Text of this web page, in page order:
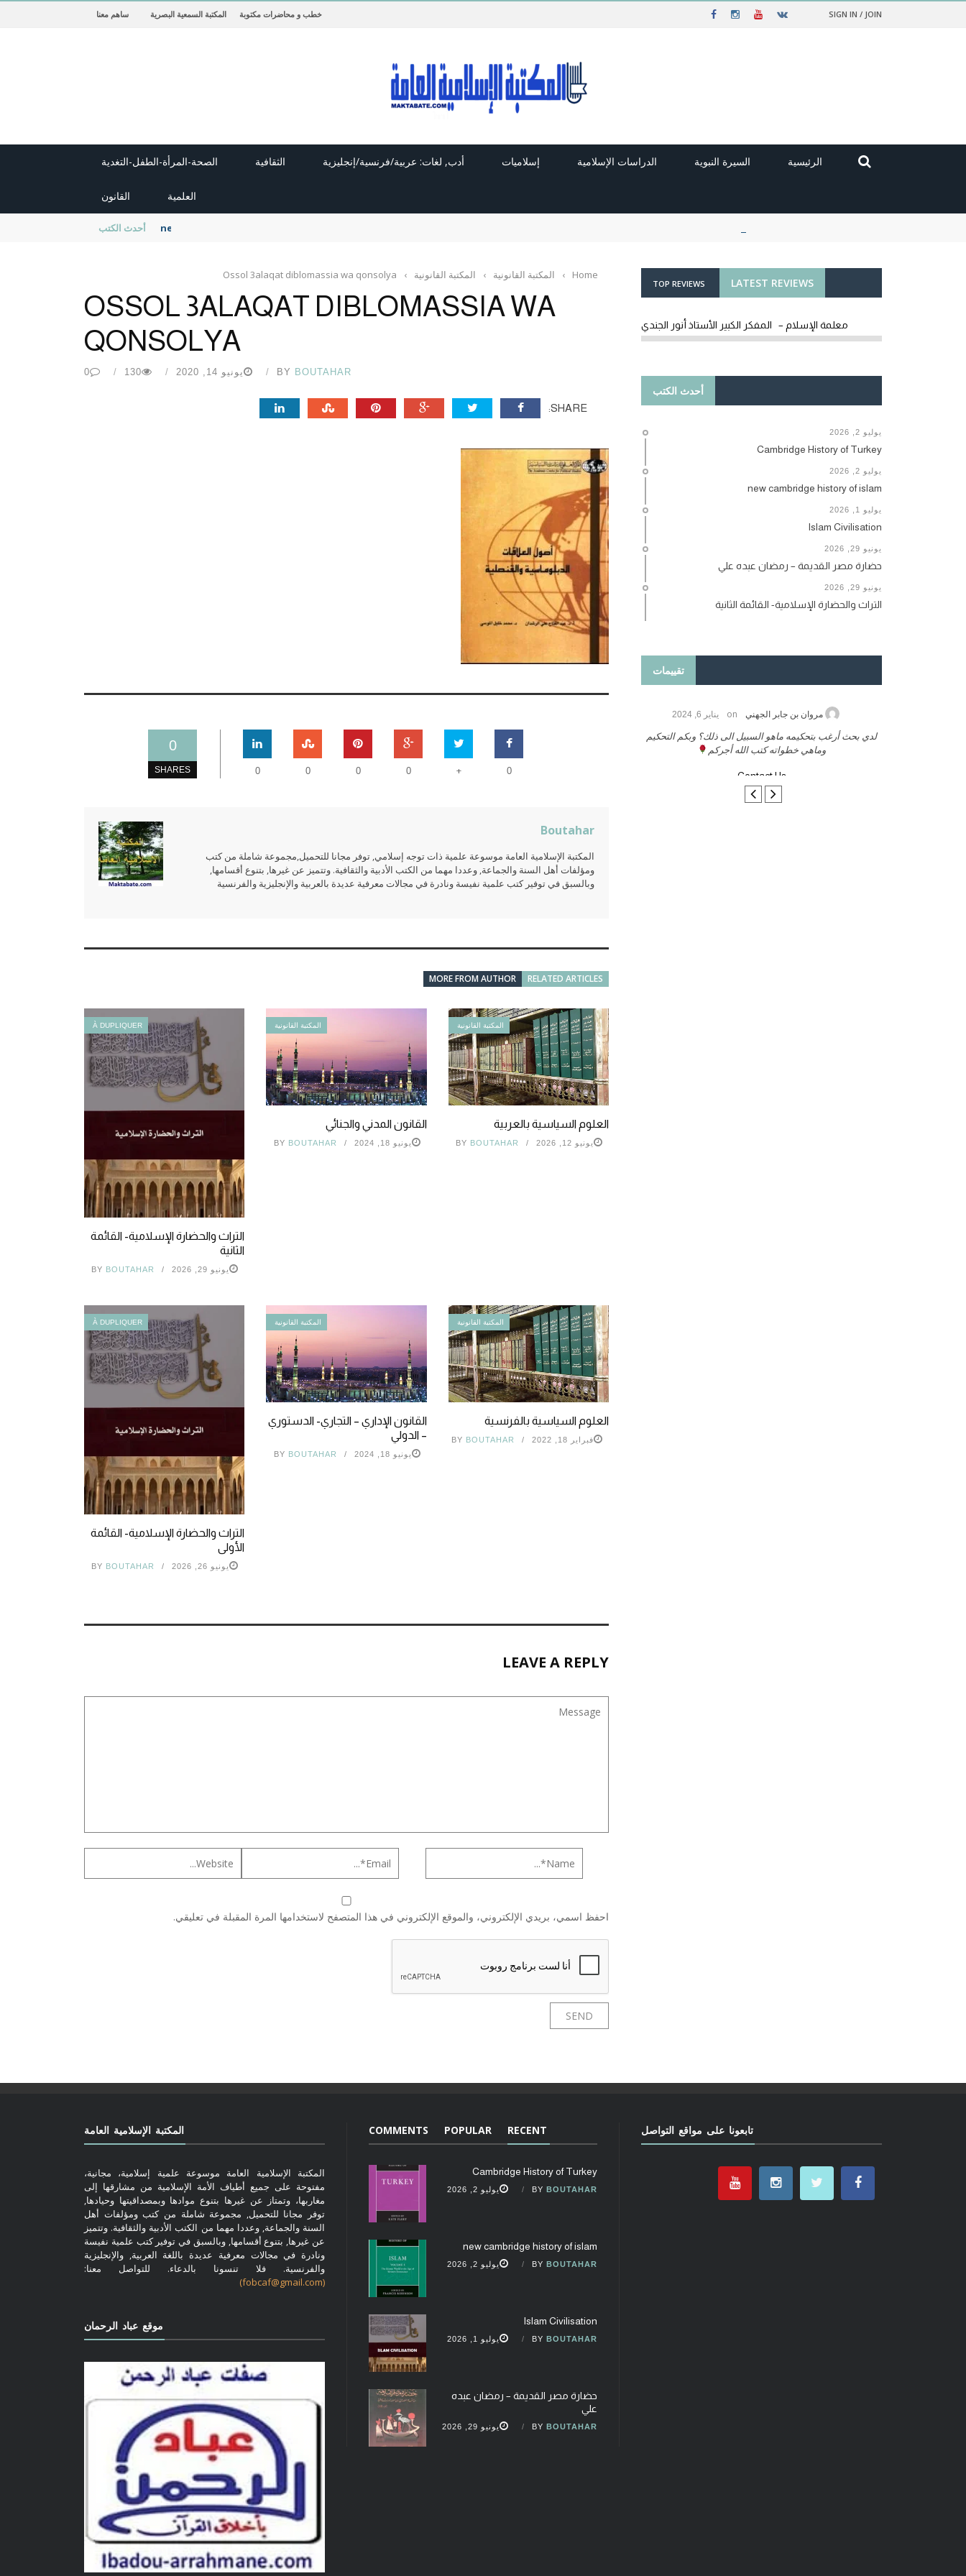
SIGN IN / JOIN خطب و محاضرات مكتوبة المكتبة السمعية البصرية ساهم معنا
الرئيسية السيرة النبوية الدراسات الإسلامية إسلاميات أدب, لغات: عربية/فرنسية/إنجليزية الثقافية الصحة-المرأة-الطفل-التغدية
العلمية القانون
أحدث الكتب new cambridge history of islam
Home
› المكتبة القانونية › المكتبة القانونية ›
Ossol 3alaqat diblomassia wa qonsolya
OSSOL 3ALAQAT DIBLOMASSIA WA
QONSOLYA
BY BOUTAHAR يونيو 14, 2020 130
0
SHARE:
0
SHARES 0
+
0
0
0
0
Boutahar
المكتبة الإسلامية العامة موسوعة علمية ذات توجه إسلامي, توفر مجانا للتحميل,مجموعة شاملة من كتب
ومؤلفات أهل السنة والجماعة, وعددا مهما من الكتب الأدبية والثقافية. وتتميز عن غيرها, بتنوع أقسامها,
وبالسبق في توفير كتب علمية نفيسة ونادرة في مجالات معرفية عديدة بالعربية والإنجليزية والفرنسية
RELATED ARTICLES
MORE FROM AUTHOR
À DUPLIQUER
التراث والحضارة الإسلامية- القائمة
الثانية
يونيو 29, 2026 BY BOUTAHAR
المكتبة القانونية
القانون المدني والجنائي
يونيو 18, 2024 BY BOUTAHAR
المكتبة القانونية
العلوم السياسية بالعربية
يونيو 12, 2026 BY BOUTAHAR
À DUPLIQUER
التراث والحضارة الإسلامية- القائمة
الأولى
يونيو 26, 2026 BY BOUTAHAR
المكتبة القانونية
القانون الإداري – التجاري- الدستوري
– الدولي
يونيو 18, 2024 BY BOUTAHAR
المكتبة القانونية
العلوم السياسية بالفرنسية
فبراير 18, 2022 BY BOUTAHAR
LEAVE A REPLY
احفظ اسمي، بريدي الإلكتروني، والموقع الإلكتروني في هذا المتصفح لاستخدامها المرة المقبلة في تعليقي.
LATEST REVIEWS
TOP REVIEWS
معلمة الإسلام – المفكر الكبير الأستاذ أنور الجندي
أحدث الكتب
يوليو 2, 2026
Cambridge History of Turkey
يوليو 2, 2026
new cambridge history of islam
يوليو 1, 2026
Islam Civilisation
يونيو 29, 2026
حضارة مصر القديمة – رمضان عبده علي
يونيو 29, 2026
التراث والحضارة الإسلامية- القائمة الثانية
تقييمات
مروان بن جابر الجهني on يناير 6, 2024
لدي بحث أرغب بتحكيمه ماهو السبيل الى ذلك؟ وبكم التحكيم
وماهي خطواته كتب الله أجركم
Contact Us
المكتبة الإسلامية العامة
المكتبة الإسلامية العامة موسوعة علمية إسلامية، مجانية،
مفتوحة على جميع أطياف الأمة الإسلامية من مشارقها إلى
مغاربها، وتمتاز عن غيرها بتنوع موادها وبمصداقيتها وحيادها,
توفر مجانا للتحميل, مجموعة شاملة من كتب ومؤلفات أهل
السنة والجماعة, وعددا مهما من الكتب الأدبية والثقافية. وتتميز
عن غيرها, بتنوع أقسامها, وبالسبق في توفير كتب علمية نفيسة
ونادرة في مجالات معرفية عديدة باللغة العربية, والإنجليزية
والفرنسية. فلا تنسونا بالدعاء. للتواصل معنا:
(fobcaf@gmail.com)
موقع عباد الرحمان
RECENT
POPULAR
COMMENTS
Cambridge History of Turkey
BY BOUTAHAR يوليو 2, 2026
new cambridge history of islam
BY BOUTAHAR يوليو 2, 2026
Islam Civilisation
BY BOUTAHAR يوليو 1, 2026
حضارة مصر القديمة – رمضان عبده
علي
BY BOUTAHAR يونيو 29, 2026
تابعونا على مواقع التواصل